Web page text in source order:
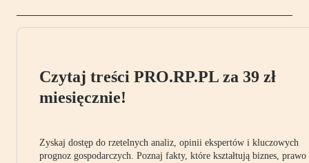
Czytaj treści PRO.RP.PL za 39 zł
miesięcznie!
Zyskaj dostęp do rzetelnych analiz, opinii ekspertów i kluczowych
prognoz gospodarczych. Poznaj fakty, które kształtują biznes, prawo